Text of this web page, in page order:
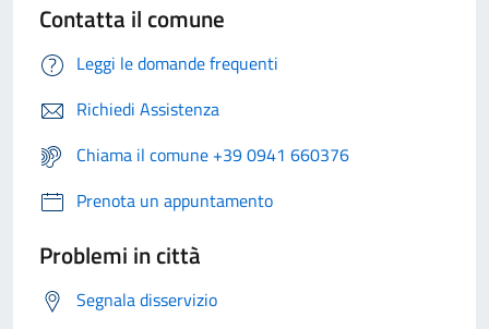
Contatta il comune
Leggi le domande frequenti
Richiedi Assistenza
Chiama il comune +39 0941 660376
Prenota un appuntamento
Problemi in città
Segnala disservizio